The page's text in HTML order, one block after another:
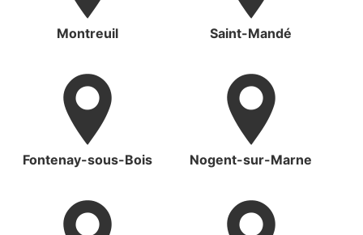
Montreuil Saint-Mandé
Fontenay-sous-Bois Nogent-sur-Marne